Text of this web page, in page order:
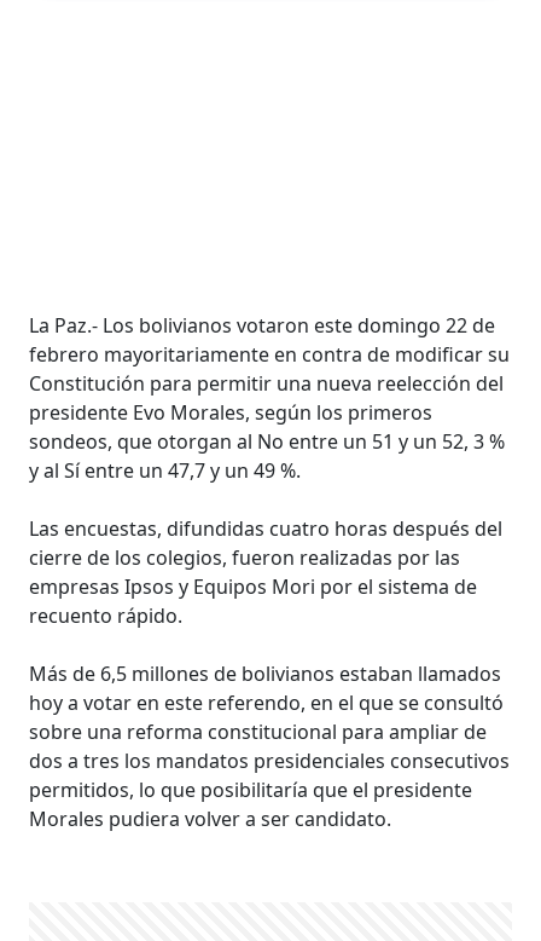
La Paz.- Los bolivianos votaron este domingo 22 de
febrero mayoritariamente en contra de modificar su
Constitución para permitir una nueva reelección del
presidente Evo Morales, según los primeros
sondeos, que otorgan al No entre un 51 y un 52, 3 %
y al Sí entre un 47,7 y un 49 %.
Las encuestas, difundidas cuatro horas después del
cierre de los colegios, fueron realizadas por las
empresas Ipsos y Equipos Mori por el sistema de
recuento rápido.
Más de 6,5 millones de bolivianos estaban llamados
hoy a votar en este referendo, en el que se consultó
sobre una reforma constitucional para ampliar de
dos a tres los mandatos presidenciales consecutivos
permitidos, lo que posibilitaría que el presidente
Morales pudiera volver a ser candidato.